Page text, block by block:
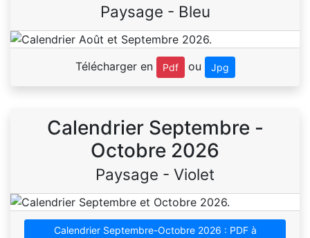
Paysage - Bleu
Télécharger en Pdf ou Jpg
Calendrier Septembre -
Octobre 2026
Paysage - Violet
Calendrier Septembre-Octobre 2026 : PDF à